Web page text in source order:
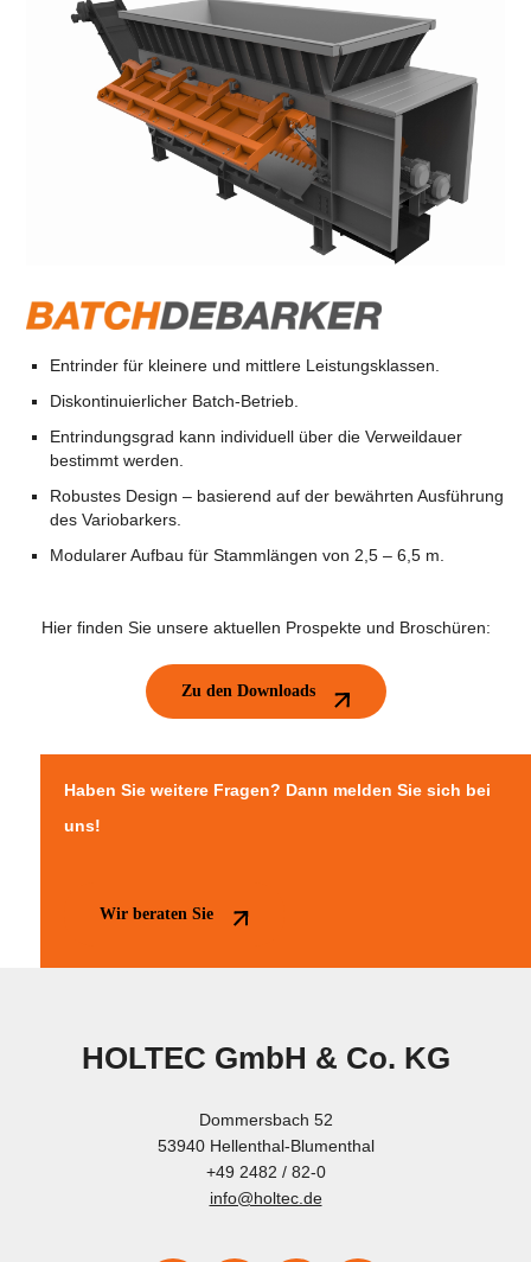
Entrinder für kleinere und mittlere Leistungsklassen.
Diskontinuierlicher Batch-Betrieb.
Entrindungsgrad kann individuell über die Verweildauer
bestimmt werden.
Robustes Design – basierend auf der bewährten Ausführung
des Variobarkers.
Modularer Aufbau für Stammlängen von 2,5 – 6,5 m.
Hier finden Sie unsere aktuellen Prospekte und Broschüren:
Zu den Downloads
Haben Sie weitere Fragen? Dann melden Sie sich bei
uns!
Wir beraten Sie
HOLTEC GmbH & Co. KG
Dommersbach 52
53940 Hellenthal-Blumenthal
+49 2482 / 82-0
info@holtec.de